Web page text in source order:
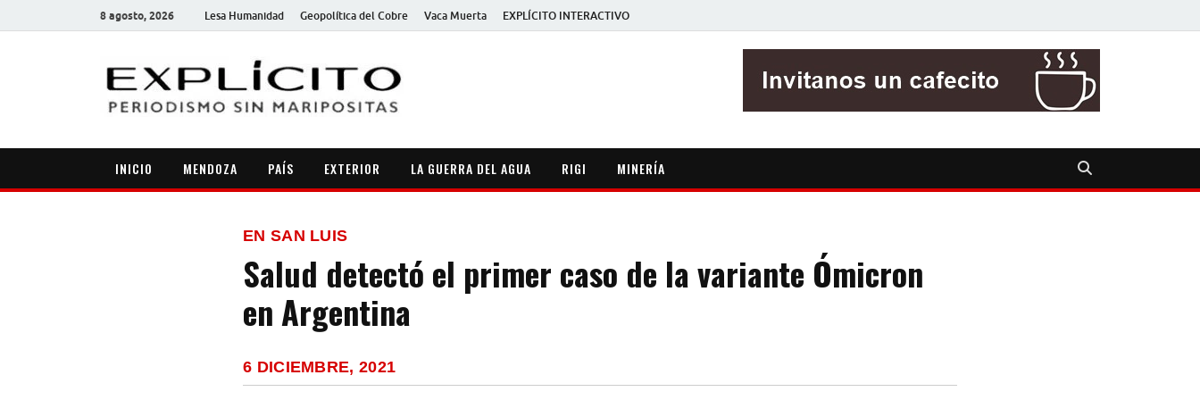
8 agosto, 2026 Lesa Humanidad Geopolítica del Cobre Vaca Muerta EXPLÍCITO INTERACTIVO
INICIO MENDOZA PAÍS EXTERIOR LA GUERRA DEL AGUA RIGI MINERÍA
EN SAN LUIS
Salud detectó el primer caso de la variante Ómicron
en Argentina
6 DICIEMBRE, 2021